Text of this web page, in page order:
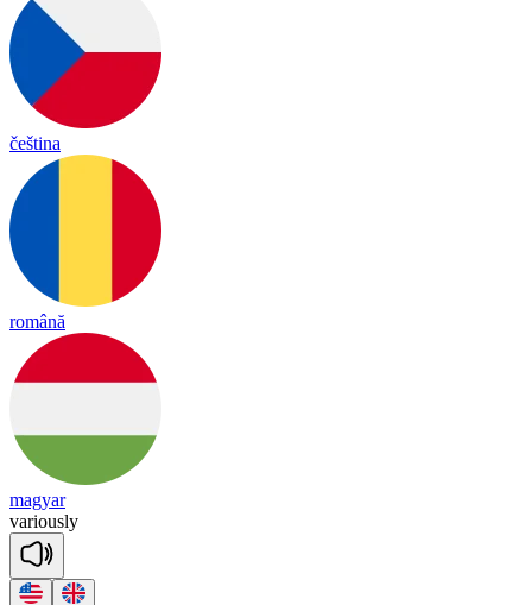
čeština
română
magyar
variously